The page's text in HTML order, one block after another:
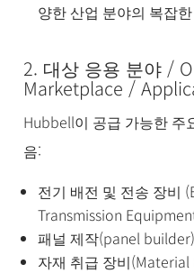
양한 산업 분야의 복잡
2. 대상 응용 분야 /
Marketplace /
Hubbell이 공급 가능한 주
음:
전기 배전 및 전송 장비
Transmission
패널 제작(panel builder)
자재 취급 장비